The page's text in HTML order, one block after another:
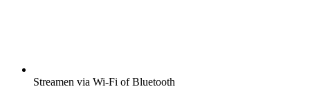
Streamen via Wi-Fi of Bluetooth